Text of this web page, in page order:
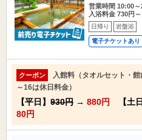
営業時間 10:00
入浴料金 730円～
日帰り 岩盤浴
電子チケットあり
クーポン
入館料（タオルセット・
～16は休日料金）
【平日】 930円 → 880円 【土日
80円